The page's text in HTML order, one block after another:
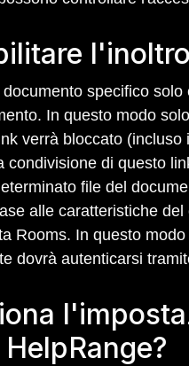
specifico
In questo modo
verrà bloccato
condivisione di questo
file del
alle caratteristiche
Rooms. In questo
dovrà autenticarsi